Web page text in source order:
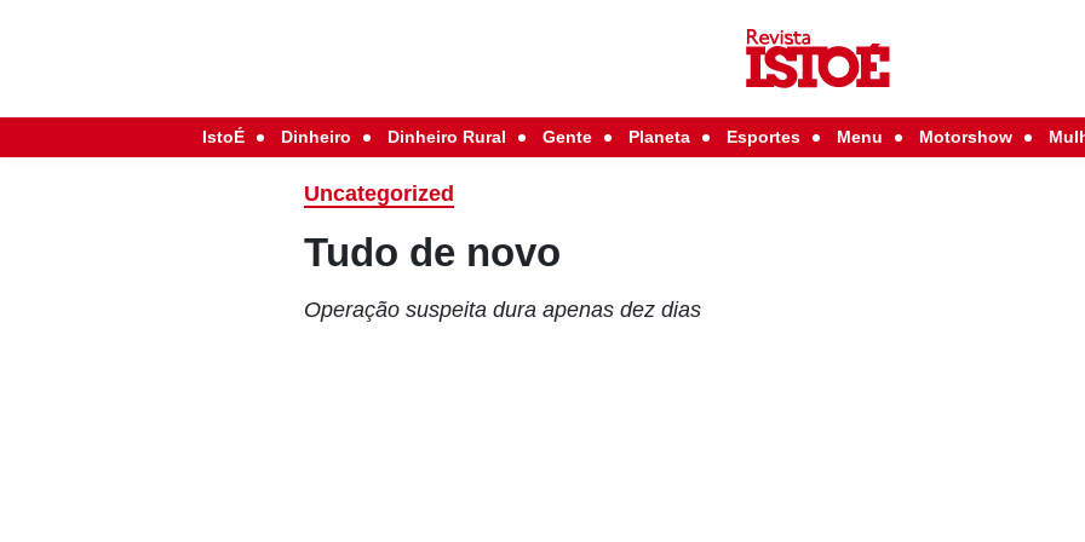
IstoÉ Dinheiro Dinheiro Rural Gente Planeta Esportes Menu Motorshow
Uncategorized
Tudo de novo
Operação suspeita dura apenas dez dias